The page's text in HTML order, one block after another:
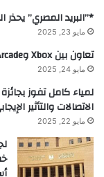
*”البريد المصري”
مايو 23, 2025
تعاون بين Xbox وAntstream Arcade
مايو 24, 2025
لمياء كامل تفوز
الاتصالات والتأثير
مايو 22, 2025